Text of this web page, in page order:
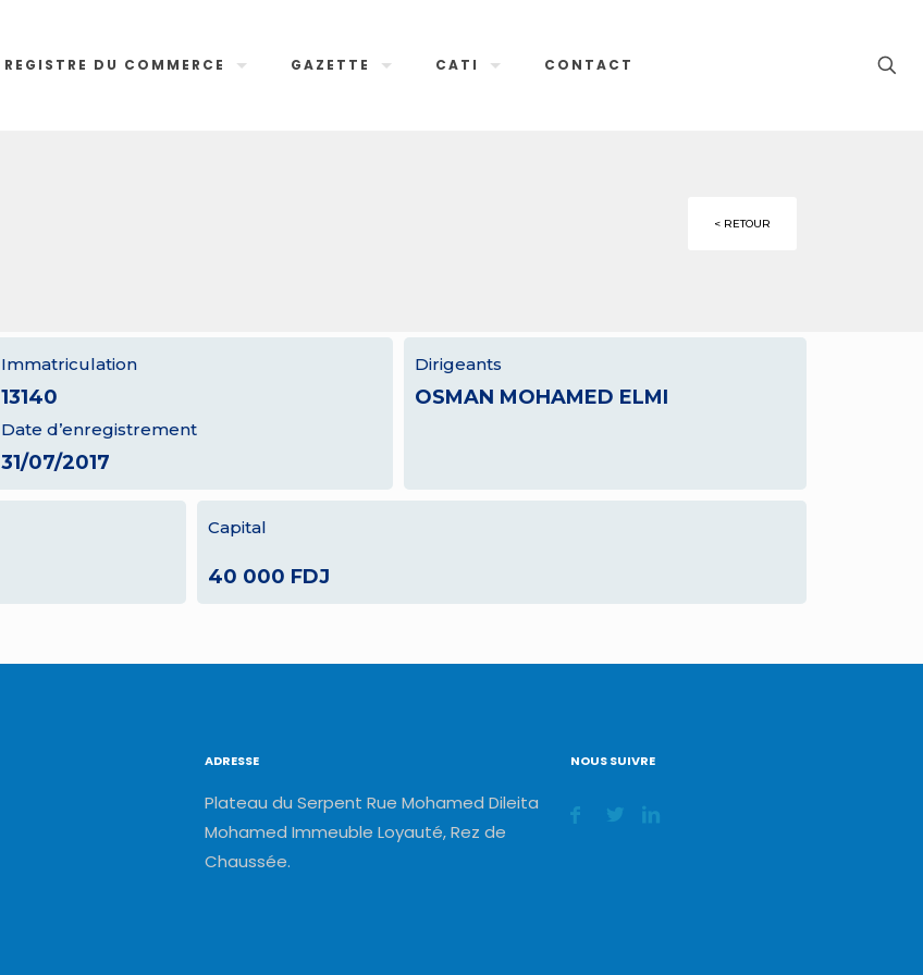
REGISTRE DU COMMERCE GAZETTE CATI CONTACT
< RETOUR
Immatriculation
13140
Date d’enregistrement
31/07/2017
Dirigeants
OSMAN MOHAMED ELMI
Capital
40 000 FDJ
ADRESSE
Plateau du Serpent Rue Mohamed Dileita
Mohamed Immeuble Loyauté, Rez de
Chaussée.
NOUS SUIVRE